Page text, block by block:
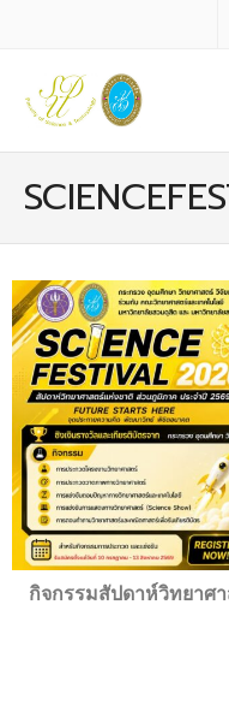
- ปรัชญา วิสัยทัศน์ พันธกิจ
- ประวัติความเป็นมาของคณ
- บุคลากร
- - สำนักงานคณะวิทยาศาสต
- - บุคลากรวิชาการ
- - บุคลากรสนับสนุน
หลักสูตร
กิจกรรมสัปดาห์วิทยาศ